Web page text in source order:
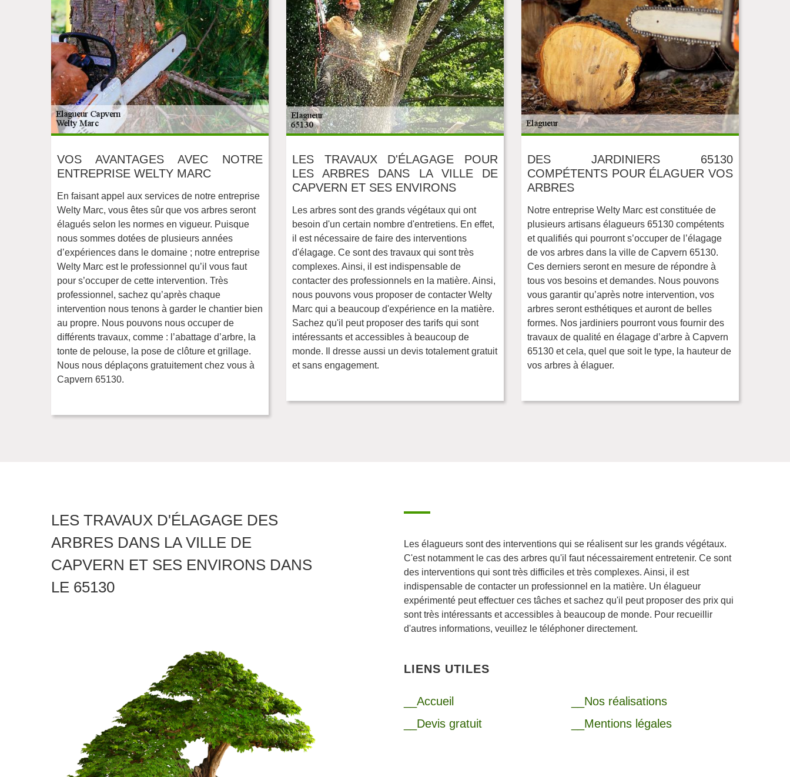
VOS AVANTAGES AVEC NOTRE
ENTREPRISE WELTY MARC
En faisant appel aux services de notre entreprise
Welty Marc, vous êtes sûr que vos arbres seront
élagués selon les normes en vigueur. Puisque
nous sommes dotées de plusieurs années
d’expériences dans le domaine ; notre entreprise
Welty Marc est le professionnel qu’il vous faut
pour s’occuper de cette intervention. Très
professionnel, sachez qu’après chaque
intervention nous tenons à garder le chantier bien
au propre. Nous pouvons nous occuper de
différents travaux, comme : l’abattage d’arbre, la
tonte de pelouse, la pose de clôture et grillage.
Nous nous déplaçons gratuitement chez vous à
Capvern 65130.
LES TRAVAUX D'ÉLAGAGE POUR
LES ARBRES DANS LA VILLE DE
CAPVERN ET SES ENVIRONS
Les arbres sont des grands végétaux qui ont
besoin d'un certain nombre d'entretiens. En effet,
il est nécessaire de faire des interventions
d'élagage. Ce sont des travaux qui sont très
complexes. Ainsi, il est indispensable de
contacter des professionnels en la matière. Ainsi,
nous pouvons vous proposer de contacter Welty
Marc qui a beaucoup d'expérience en la matière.
Sachez qu'il peut proposer des tarifs qui sont
intéressants et accessibles à beaucoup de
monde. Il dresse aussi un devis totalement gratuit
et sans engagement.
DES JARDINIERS 65130
COMPÉTENTS POUR ÉLAGUER VOS
ARBRES
Notre entreprise Welty Marc est constituée de
plusieurs artisans élagueurs 65130 compétents
et qualifiés qui pourront s’occuper de l’élagage
de vos arbres dans la ville de Capvern 65130.
Ces derniers seront en mesure de répondre à
tous vos besoins et demandes. Nous pouvons
vous garantir qu’après notre intervention, vos
arbres seront esthétiques et auront de belles
formes. Nos jardiniers pourront vous fournir des
travaux de qualité en élagage d’arbre à Capvern
65130 et cela, quel que soit le type, la hauteur de
vos arbres à élaguer.
LES TRAVAUX D'ÉLAGAGE DES
ARBRES DANS LA VILLE DE
CAPVERN ET SES ENVIRONS DANS
LE 65130
Les élagueurs sont des interventions qui se réalisent sur les grands végétaux.
C'est notamment le cas des arbres qu'il faut nécessairement entretenir. Ce sont
des interventions qui sont très difficiles et très complexes. Ainsi, il est
indispensable de contacter un professionnel en la matière. Un élagueur
expérimenté peut effectuer ces tâches et sachez qu'il peut proposer des prix qui
sont très intéressants et accessibles à beaucoup de monde. Pour recueillir
d'autres informations, veuillez le téléphoner directement.
LIENS UTILES
__Accueil
__Devis gratuit
__Nos réalisations
__Mentions légales